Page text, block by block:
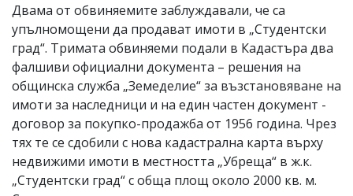
вас
коментар,
моля
сигнализирайте
ни!
Двама от обвиняемите заблуждавали, че са
упълномощени да продават имоти в „Студентски
град“. Тримата обвиняеми подали в Кадастъра два
фалшиви официални документа – решения на
общинска служба „Земеделие“ за възстановяване на
имоти за наследници и на един частен документ -
договор за покупко-продажба от 1956 година. Чрез
тях те се сдобили с нова кадастрална карта върху
недвижими имоти в местността „Убреща“ в ж.к.
„Студентски град“ с обща площ около 2000 кв. м.